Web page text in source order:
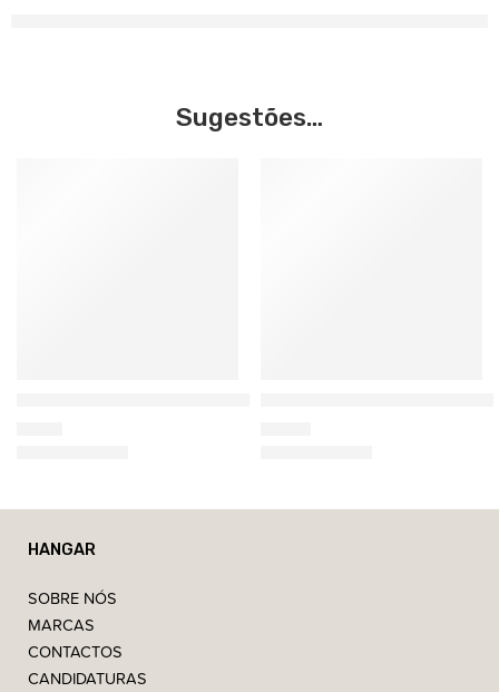
Sugestões…
HANGAR
SOBRE NÓS
MARCAS
CONTACTOS
CANDIDATURAS